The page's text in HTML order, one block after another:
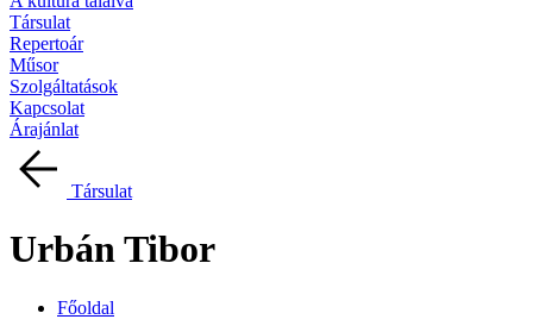
Társulat
Repertoár
Műsor
Szolgáltatások
Kapcsolat
Árajánlat
Társulat
Urbán Tibor
Főoldal